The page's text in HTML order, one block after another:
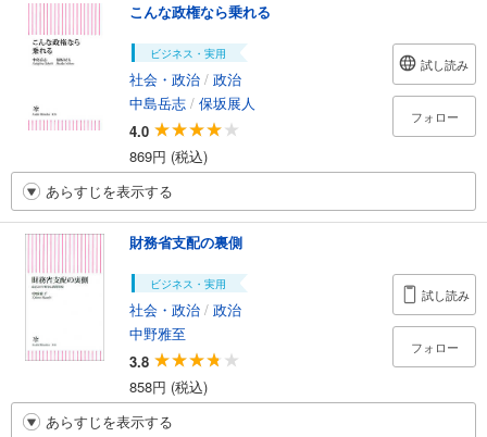
こんな政権なら乗れる
ビジネス・実用
社会・政治 / 政治
中島岳志 / 保坂展人
4.0
869円 (税込)
試し読み
フォロー
あらすじを表示する
財務省支配の裏側
ビジネス・実用
社会・政治 / 政治
中野雅至
3.8
858円 (税込)
試し読み
フォロー
あらすじを表示する